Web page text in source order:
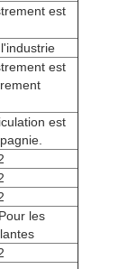
est
est
est
les